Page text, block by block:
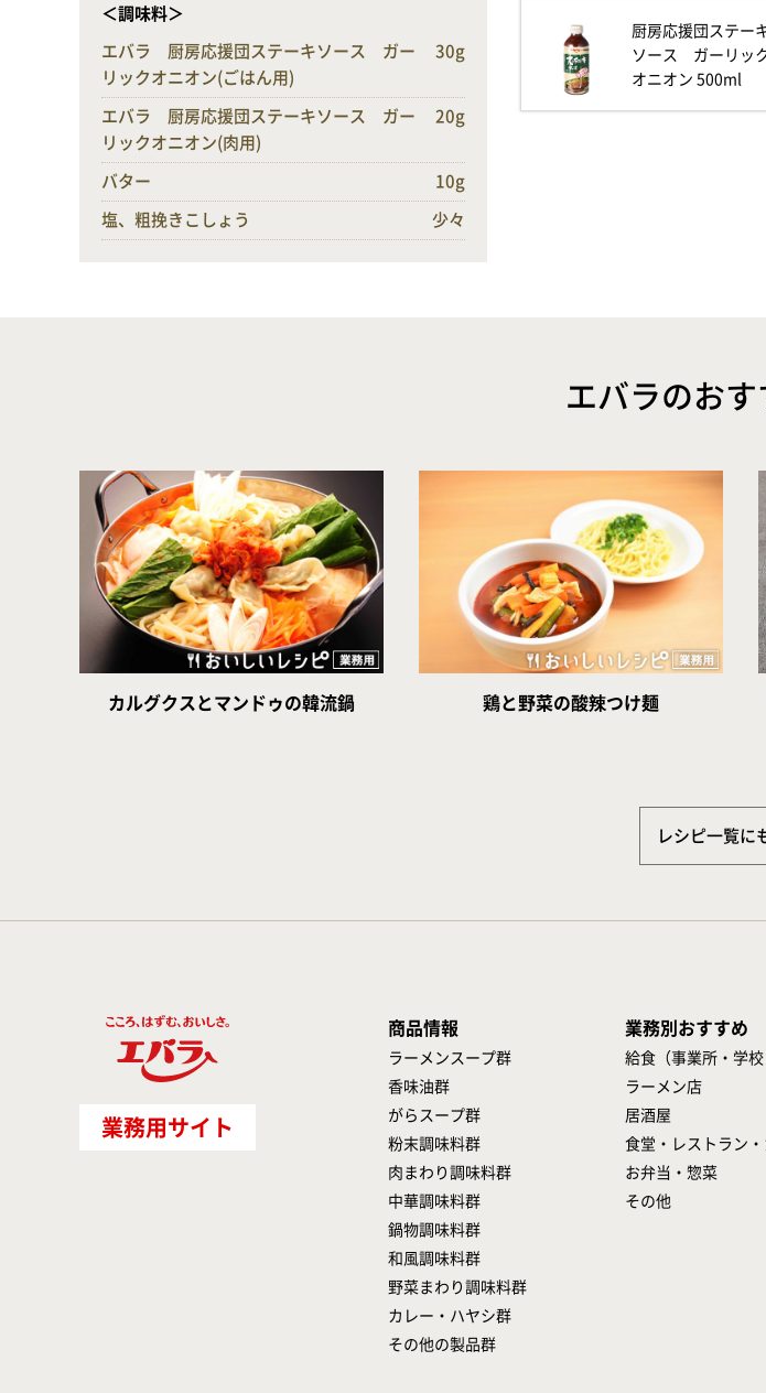
＜調味料＞
エバラ 厨房応援団ステーキソース ガー
リックオニオン(ごはん用)
30g
エバラ 厨房応援団ステーキソース ガー
リックオニオン(肉用)
20g
バター 10g
塩、粗挽きこしょう 少々
厨房応援団ステー
ソース ガーリッ
オニオン 500ml
エバラのお
カルグクスとマンドゥの韓流鍋 鶏と野菜の酸辣つけ麺
レシピ一覧に
業務用サイト
商品情報
ラーメンスープ群
香味油群
がらスープ群
粉末調味料群
肉まわり調味料群
中華調味料群
鍋物調味料群
和風調味料群
野菜まわり調味料群
カレー・ハヤシ群
その他の製品群
業務別おすすめ
給食（事業所・学校
ラーメン店
居酒屋
食堂・レストラン・
お弁当・惣菜
その他